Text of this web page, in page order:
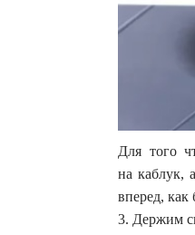
Для того
на каблук,
вперед, как
3. Держим